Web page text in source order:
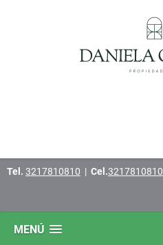
Tel. 3217810810 | Cel.3217810810
MENÚ